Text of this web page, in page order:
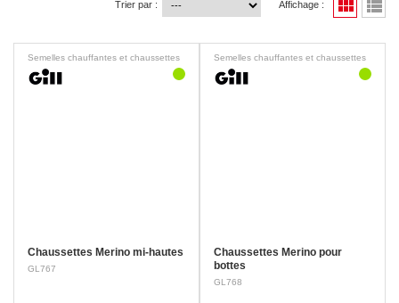
Trier par : Affichage : view_module view_list
Semelles chauffantes et chaussettes
Chaussettes Merino mi-hautes
GL767
Semelles chauffantes et chaussettes
Chaussettes Merino pour
bottes
GL768